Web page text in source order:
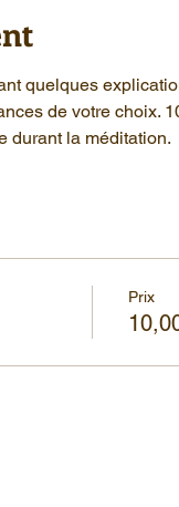
quelques
de votre choix.
durant la méditation.
Prix